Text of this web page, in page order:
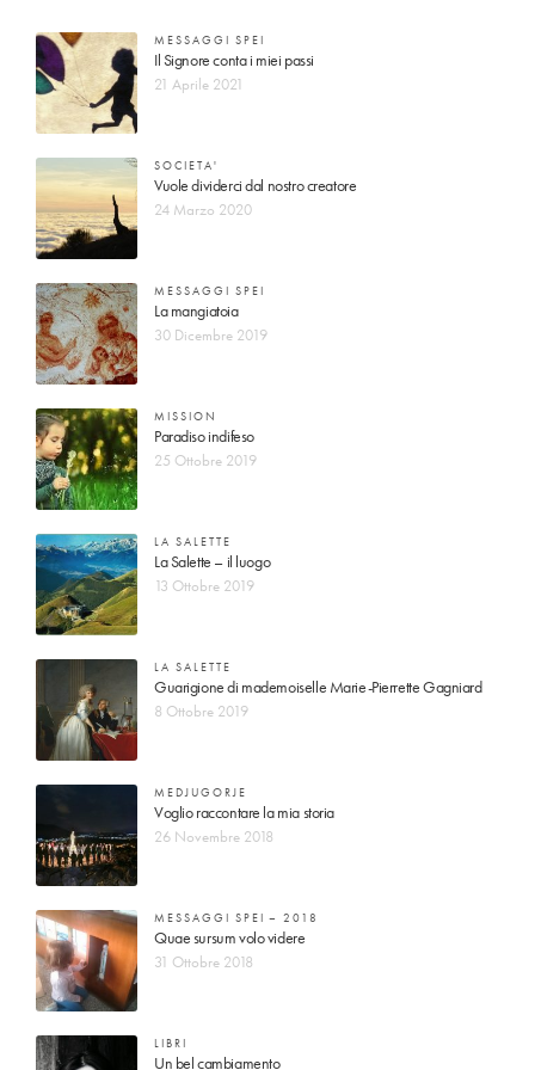
MESSAGGI SPEI
Il Signore conta i miei passi
21 Aprile 2021
SOCIETA'
Vuole dividerci dal nostro creatore
24 Marzo 2020
MESSAGGI SPEI
La mangiatoia
30 Dicembre 2019
MISSION
Paradiso indifeso
25 Ottobre 2019
LA SALETTE
La Salette – il luogo
13 Ottobre 2019
LA SALETTE
Guarigione di mademoiselle Marie-Pierrette Gagniard
8 Ottobre 2019
MEDJUGORJE
Voglio raccontare la mia storia
26 Novembre 2018
MESSAGGI SPEI – 2018
Quae sursum volo videre
31 Ottobre 2018
LIBRI
Un bel cambiamento